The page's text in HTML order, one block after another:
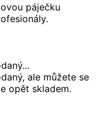
páječku
ale můžete se
opět skladem.